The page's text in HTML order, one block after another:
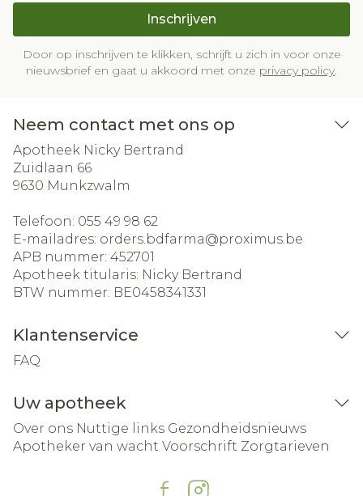
Inschrijven
Door op inschrijven te klikken, schrijft u zich in voor onze
nieuwsbrief en gaat u akkoord met onze privacy policy.
Neem contact met ons op
Apotheek Nicky Bertrand
Zuidlaan 66
9630 Munkzwalm
Telefoon: 055 49 98 62
E-mailadres: orders.bdfarma@proximus.be
APB nummer: 452701
Apotheek titularis: Nicky Bertrand
BTW nummer: BE0458341331
Klantenservice
FAQ
Uw apotheek
Over ons Nuttige links Gezondheidsnieuws
Apotheker van wacht Voorschrift Zorgtarieven